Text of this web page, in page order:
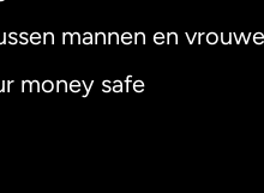
mannen en
money safe
Australië